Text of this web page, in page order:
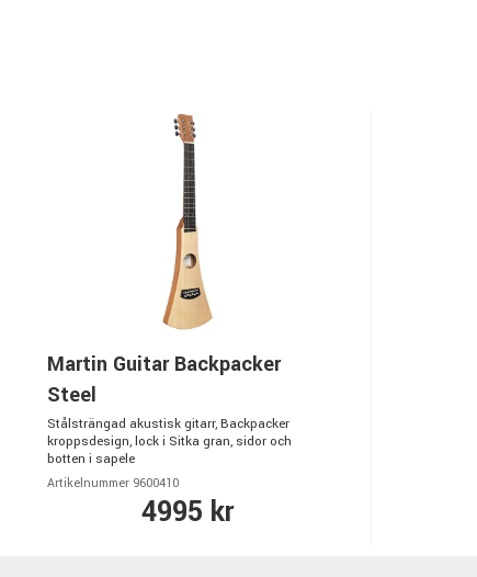
Martin Guitar Backpacker
Steel
Stålsträngad akustisk gitarr, Backpacker
kroppsdesign, lock i Sitka gran, sidor och
botten i sapele
Artikelnummer 9600410
4995 kr